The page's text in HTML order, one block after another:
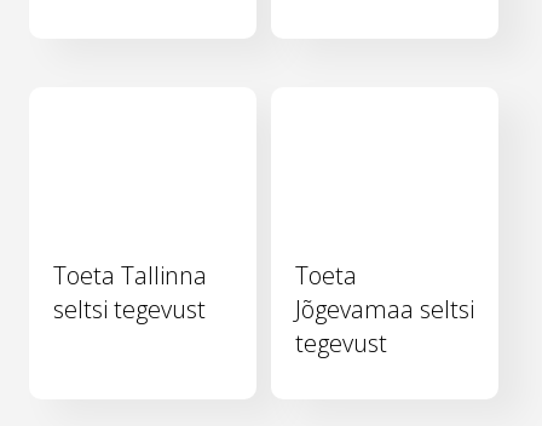
Toeta Tallinna
seltsi tegevust
Toeta
Jõgevamaa seltsi
tegevust